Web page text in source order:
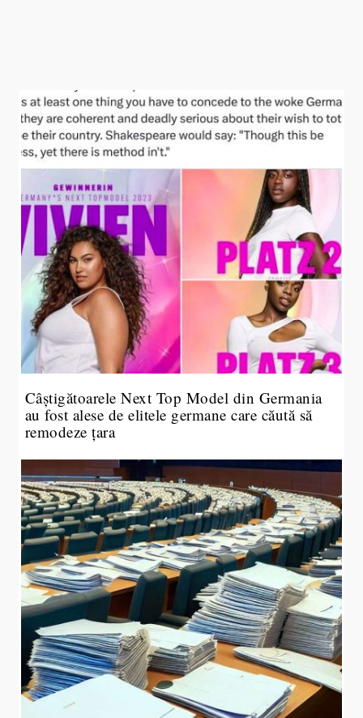
Câștigătoarele Next Top Model din Germania
au fost alese de elitele germane care căută să
remodeze țara